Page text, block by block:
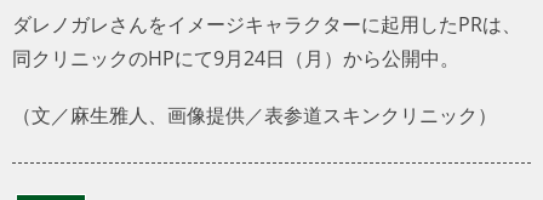
ダレノガレさんをイメージキャラクターに起用したPRは、
同クリニックのHPにて9月24日（月）から公開中。
（文／麻生雅人、画像提供／表参道スキンクリニック）